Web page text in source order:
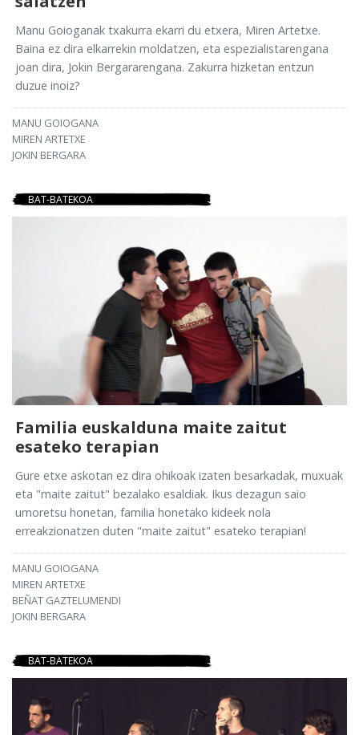
Manu Goioganak txakurra ekarri du etxera, Miren Artetxe.
Baina ez dira elkarrekin moldatzen, eta espezialistarengana
joan dira, Jokin Bergararengana. Zakurra hizketan entzun
duzue inoiz?
MANU GOIOGANA
MIREN ARTETXE
JOKIN BERGARA
BAT-BATEKOA
Familia euskalduna maite zaitut
esateko terapian
Gure etxe askotan ez dira ohikoak izaten besarkadak, muxuak
eta "maite zaitut" bezalako esaldiak. Ikus dezagun saio
umoretsu honetan, familia honetako kideek nola
erreakzionatzen duten "maite zaitut" esateko terapian!
MANU GOIOGANA
MIREN ARTETXE
BEÑAT GAZTELUMENDI
JOKIN BERGARA
BAT-BATEKOA